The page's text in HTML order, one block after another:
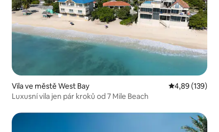
Vila ve městě West Bay Průměrné
4,89 (139)
Luxusní vila jen pár kroků od 7 Mile Beach